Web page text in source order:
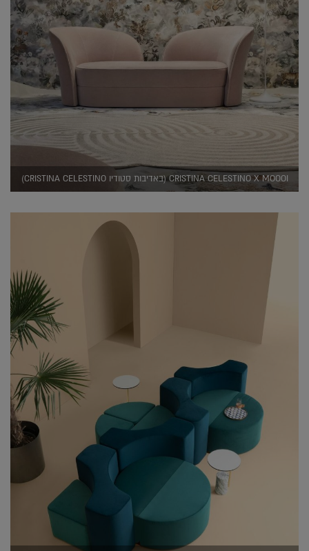
CRISTINA CELESTINO X MOOOI (באדיבות סטודיו CRISTINA CELESTINO)